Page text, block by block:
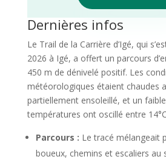
Dernières infos
Le Trail de la Carrière d’Igé, qui
2026 à Igé, a offert un parcours
450 m de dénivelé positif. Les
météorologiques étaient chaudes
partiellement ensoleillé, et un
températures ont oscillé entre
Parcours : Le tracé mélangeait
boueux, chemins et escaliers au